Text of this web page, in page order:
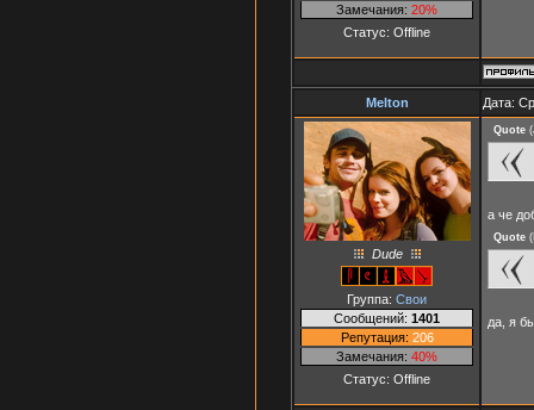
Замечания: 20%
Статус: Offline
Melton Дата:
Dude
Группа: Свои
Сообщений: 1401
Репутация: 206
Замечания: 40%
Статус: Offline
Quote (
а че
Quote (
да, я